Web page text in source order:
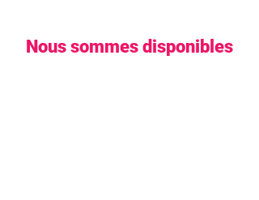
Nous sommes disponibles